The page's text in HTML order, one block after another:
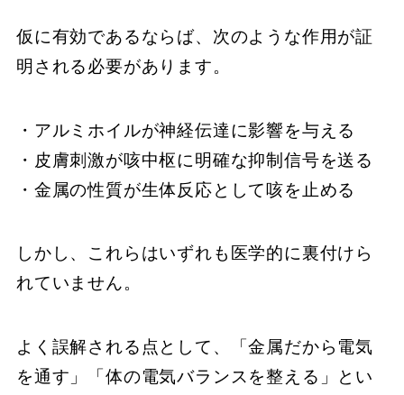
仮に有効であるならば、次のような作用が証
明される必要があります。
・アルミホイルが神経伝達に影響を与える
・皮膚刺激が咳中枢に明確な抑制信号を送る
・金属の性質が生体反応として咳を止める
しかし、これらはいずれも医学的に裏付けら
れていません。
よく誤解される点として、「金属だから電気
を通す」「体の電気バランスを整える」とい